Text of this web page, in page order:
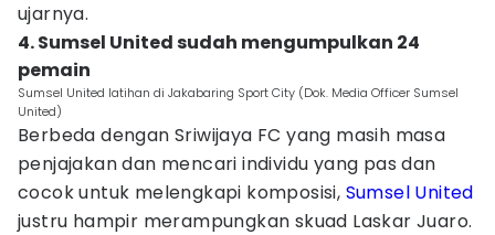
ujarnya.
4. Sumsel United sudah mengumpulkan 24
pemain
Sumsel United latihan di Jakabaring Sport City (Dok. Media Officer Sumsel
United)
Berbeda dengan Sriwijaya FC yang masih masa
penjajakan dan mencari individu yang pas dan
cocok untuk melengkapi komposisi, Sumsel United
justru hampir merampungkan skuad Laskar Juaro.